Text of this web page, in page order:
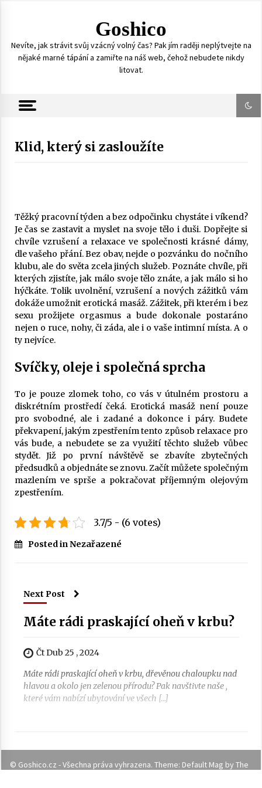
Goshico
Nevíte, jak strávit svůj vzácný volný čas? Pak jím raději neplýtvejte na
nějaké marné tápání a zamiřte na náš web, čehož nebudete nikdy
litovat.
Klid, který si zasloužíte
Těžký pracovní týden a bez odpočinku chystáte i víkend?
Je čas se zastavit a myslet na svoje tělo i duši. Dopřejte si
chvíle vzrušení a relaxace ve společnosti krásné dámy,
dle vašeho přání. Bez obav, nejde o pozvánku do nočního
klubu, ale do světa zcela jiných služeb. Poznáte chvíle, při
kterých zjistíte, jak málo svoje tělo znáte, a jak málo si ho
hýčkáte. Tolik uvolnění, vzrušení a nových zážitků vám
dokáže umožnit erotická masáž. Zážitek, při kterém i bez
sexu prožijete orgasmus a bude dokonale postaráno
nejen o ruce, nohy, či záda, ale i o vaše intimní místa. A o
ty nejvíce.
Svíčky, oleje i společná sprcha
To je pouze zlomek toho, co vás v útulném prostoru a
diskrétním prostředí čeká. Erotická masáž není pouze
pro svobodné, ale i zadané a dokonce i páry. Budete
překvapení, jakým zpestřením tento způsob relaxace pro
vás bude, a nebudete se za využití těchto služeb vůbec
stydět. Již po první návštěvě se zbavíte zbytečných
předsudků a objednáte se znovu. Začít můžete společným
mazlením ve sprše a pokračovat příjemným olejovým
zpestřením.
3.7/5 - (6 votes)
Posted in Nezařazené
Next Post
Máte rádi praskající oheň v krbu?
Čt Dub 25 , 2024
Máte rádi praskající oheň v krbu, dřevěnou chaloupku nad
hlavou a okolo jen zelenou přírodu? Pak navštivte naše ,
které vám nabízí ubytování ve všech […]
© Goshico.cz - Všechna práva vyhrazena. Theme: Default Mag by The